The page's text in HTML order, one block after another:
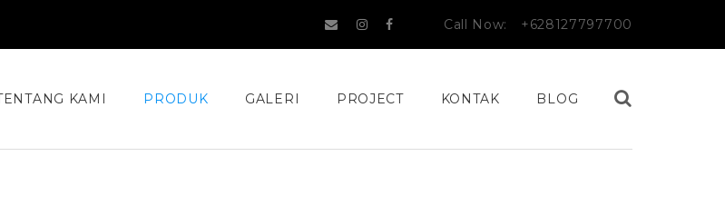
Call Now: +628127797700
KAMI PRODUK GALERI PROJECT KONTAK BLOG